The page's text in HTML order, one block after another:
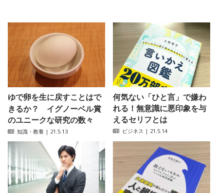
ゆで卵を生に戻すことはで
きるか？ イグノーベル賞
のユニークな研究の数々
知識・教養 | 21.5.13
何気ない「ひと言」で嫌わ
れる！無意識に悪印象を与
えるセリフとは
ビジネス | 21.5.14